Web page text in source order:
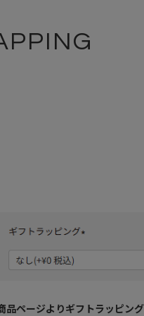
品ページよりギフトラッピン